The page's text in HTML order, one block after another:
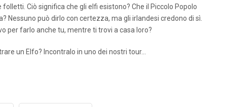
Ciò significa che gli elfi esistono? Che il Piccolo Popolo
Nessuno può dirlo con certezza, ma gli irlandesi credono di sì.
per farlo anche tu, mentre ti trovi a casa loro?
un Elfo? Incontralo in uno dei nostri tour…